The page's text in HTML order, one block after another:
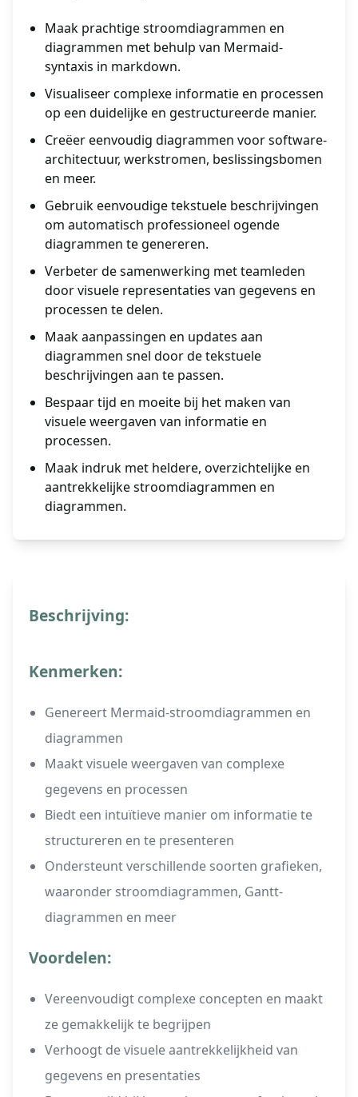
Maak prachtige stroomdiagrammen en
diagrammen met behulp van Mermaid-
syntaxis in markdown.
Visualiseer complexe informatie en processen
op een duidelijke en gestructureerde manier.
Creëer eenvoudig diagrammen voor software-
architectuur, werkstromen, beslissingsbomen
en meer.
Gebruik eenvoudige tekstuele beschrijvingen
om automatisch professioneel ogende
diagrammen te genereren.
Verbeter de samenwerking met teamleden
door visuele representaties van gegevens en
processen te delen.
Maak aanpassingen en updates aan
diagrammen snel door de tekstuele
beschrijvingen aan te passen.
Bespaar tijd en moeite bij het maken van
visuele weergaven van informatie en
processen.
Maak indruk met heldere, overzichtelijke en
aantrekkelijke stroomdiagrammen en
diagrammen.
Beschrijving:
Kenmerken:
Genereert Mermaid-stroomdiagrammen en
diagrammen
Maakt visuele weergaven van complexe
gegevens en processen
Biedt een intuïtieve manier om informatie te
structureren en te presenteren
Ondersteunt verschillende soorten grafieken,
waaronder stroomdiagrammen, Gantt-
diagrammen en meer
Voordelen:
Vereenvoudigt complexe concepten en maakt
ze gemakkelijk te begrijpen
Verhoogt de visuele aantrekkelijkheid van
gegevens en presentaties